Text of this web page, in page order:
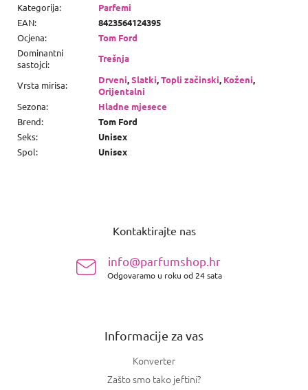
Kategorija:
Parfemi
EAN:
8423564124395
Ocjena:
Tom Ford
Dominantni
sastojci:
Trešnja
Vrsta mirisa: Drveni,Slatki,Topli začinski, Koženi,
Orijentalni
Sezona:
Hladne mjesece
Brend:
Tom Ford
Seks:
Unisex
Spol: Unisex
Kontaktirajte nas
info@parfumshop.hr
Odgovaramo u roku od 24 sata
Informacije za vas
Konverter
Zašto smo tako jeftini?